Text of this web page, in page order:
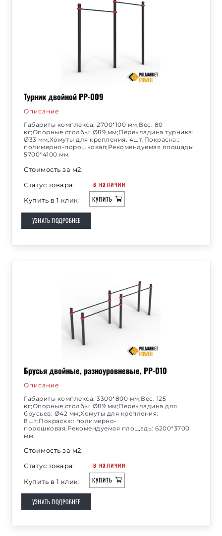
Турник двойной РР-009
Описание
Габариты комплекса: 2700*100 мм;Вес: 80
кг;Опорные столбы: Ø89 мм;Перекладина турника:
Ø33 мм;Хомуты для крепления: 4шт;Покраска::
полимерно-порошковая;Рекомендуемая площадь:
5700*4100 мм.
Стоимость за м2:
Статус товара:
в наличии
Купить в 1 клик: КУПИТЬ
УЗНАТЬ ПОДРОБНЕЕ
Брусья двойные, разноуровневые, РР-010
Описание
Габариты комплекса: 3300*800 мм;Вес: 125
кг;Опорные столбы: Ø89 мм;Перекладина для
брусьев: Ø42 мм;Хомуты для крепления:
8шт;Покраска:: полимерно-
порошковая;Рекомендуемая площадь: 6200*3700
мм.
Стоимость за м2:
Статус товара:
в наличии
Купить в 1 клик: КУПИТЬ
УЗНАТЬ ПОДРОБНЕЕ